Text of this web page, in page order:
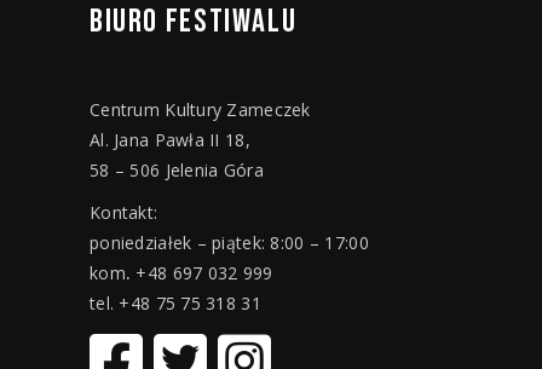
BIURO FESTIWALU
Centrum Kultury Zameczek
Al. Jana Pawła II 18,
58 – 506 Jelenia Góra
Kontakt:
poniedziałek – piątek: 8:00 – 17:00
kom. +48 697 032 999
tel. +48 75 75 318 31